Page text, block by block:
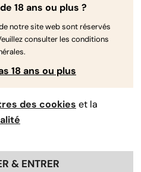
Blog
créativité culinaire
! Vous venez juste de
de comestibles à base de
confiance nécessaire pour
18 ans ou plus ?
notre site web sont réservés
consulter les conditions
18 ans ou plus
des cookies et la
& ENTRER